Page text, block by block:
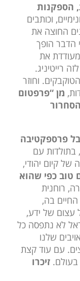
הספקנות
וכותבים
החוצה את
הדבר הופך
את
רייטיניג.
וחוזר
מן “פרפטום
פרספקטיבה
בתולדות עם
של קיום יהודי,
טוב כפי שהוא
רוחנית
החיים בה,
עצום של ידע,
לא נתפסה כל
שלנו
עם עוד קצת
בעולם. זיכרו